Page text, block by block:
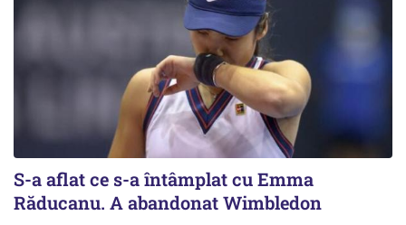
S-a aflat ce s-a întâmplat cu Emma
Răducanu. A abandonat Wimbledon